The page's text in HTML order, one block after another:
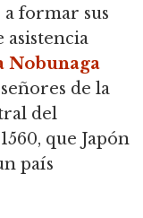
formar sus
asistencia
Nobunaga
de la
del
que Japón
país